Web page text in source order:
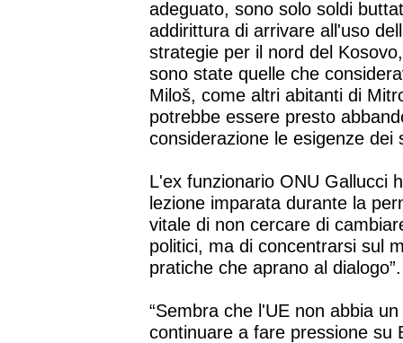
adeguato, sono solo soldi
addirittura di arrivare all'uso
strategie per il nord del
sono state quelle che
Miloš, come altri abitanti di
potrebbe essere presto
considerazione le esigenze dei
L'ex funzionario ONU Gallucci
lezione imparata durante la
vitale di non cercare di
politici, ma di concentrarsi sul
pratiche che aprano al dialogo”.
“Sembra che l'UE non abbia
continuare a fare pressione su